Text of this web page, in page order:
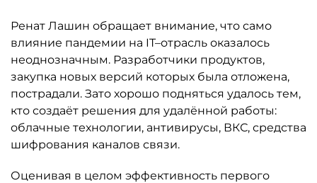
Ренат Лашин обращает внимание, что само
влияние пандемии на IT–отрасль оказалось
неоднозначным. Разработчики продуктов,
закупка новых версий которых была отложена,
пострадали. Зато хорошо подняться удалось тем,
кто создаёт решения для удалённой работы:
облачные технологии, антивирусы, ВКС, средства
шифрования каналов связи.
Оценивая в целом эффективность первого